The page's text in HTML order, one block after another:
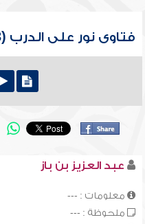
فتاوى نور على الدرب (453)
عبد العزيز بن باز
معلومات : ---
ملحوظة : ---